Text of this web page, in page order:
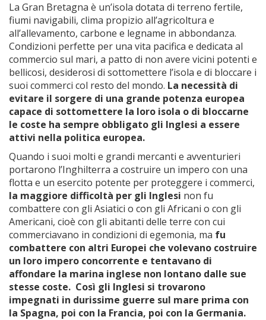
La Gran Bretagna è un’isola dotata di terreno fertile,
fiumi navigabili, clima propizio all’agricoltura e
all’allevamento, carbone e legname in abbondanza.
Condizioni perfette per una vita pacifica e dedicata al
commercio sul mari, a patto di non avere vicini potenti e
bellicosi, desiderosi di sottomettere l’isola e di bloccare i
suoi commerci col resto del mondo. La necessità di
evitare il sorgere di una grande potenza europea
capace di sottomettere la loro isola o di bloccarne
le coste ha sempre obbligato gli Inglesi a essere
attivi nella politica europea.
Quando i suoi molti e grandi mercanti e avventurieri
portarono l’Inghilterra a costruire un impero con una
flotta e un esercito potente per proteggere i commerci,
la maggiore difficoltà per gli Inglesi non fu
combattere con gli Asiatici o con gli Africani o con gli
Americani, cioè con gli abitanti delle terre con cui
commerciavano in condizioni di egemonia, ma fu
combattere con altri Europei che volevano costruire
un loro impero concorrente e tentavano di
affondare la marina inglese non lontano dalle sue
stesse coste. Così gli Inglesi si trovarono
impegnati in durissime guerre sul mare prima con
la Spagna, poi con la Francia, poi con la Germania.